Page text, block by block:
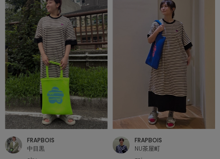
FRAPBOIS
中目黒
FRAPBOIS
NU茶屋町